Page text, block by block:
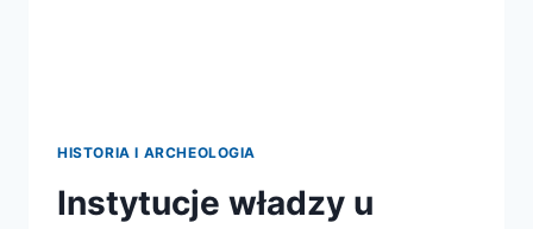
HISTORIA I ARCHEOLOGIA
Instytucje władzy u